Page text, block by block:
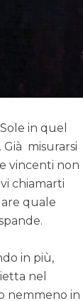
in quel
misurarsi
vincenti non
chiamarti
quale
in più,
nel
nemmeno in